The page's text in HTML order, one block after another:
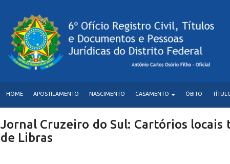
HOME APOSTILAMENTO NASCIMENTO CASAMENTO ÓBITO
Jornal Cruzeiro do Sul: Cartórios
de Libras